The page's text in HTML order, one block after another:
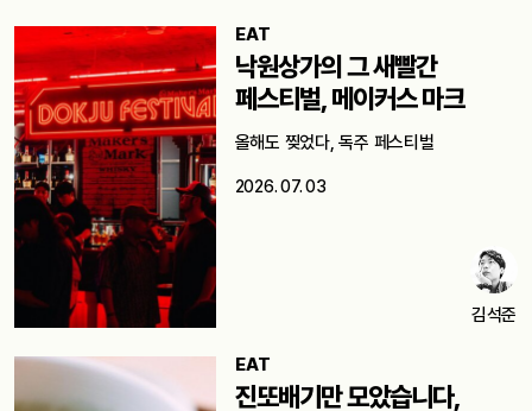
EAT
낙원상가의 그 새빨간
페스티벌, 메이커스 마크
올해도 찢었다, 독주 페스티벌
2026. 07. 03
김석준
EAT
진또배기만 모았습니다,